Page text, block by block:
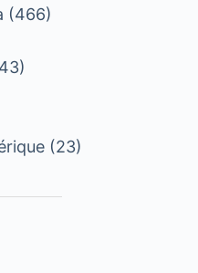
(466)
(23)